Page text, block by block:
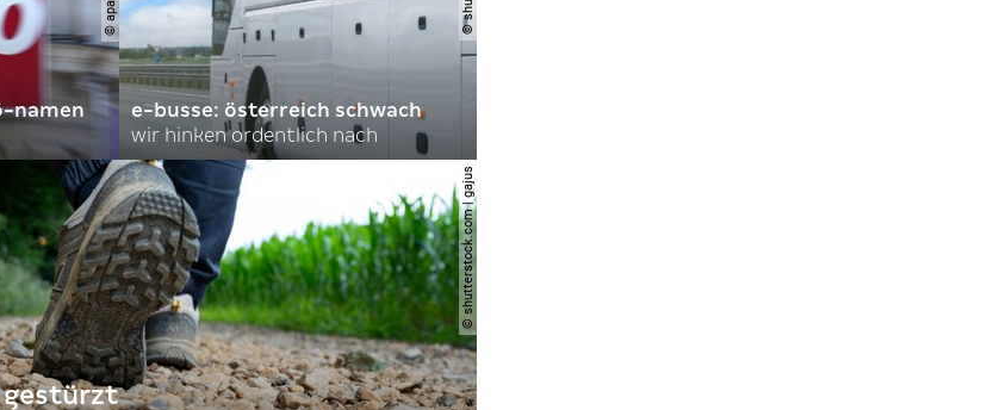
namen
e-busse: österreich schwach
wir hinken ordentlich nach
© shutterstock.com | gajus